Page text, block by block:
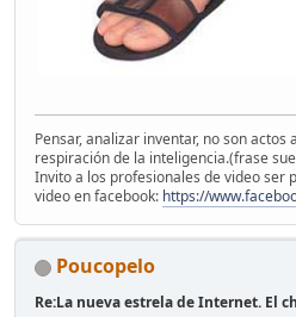
Pensar, analizar inventar, no son actos
respiración de la inteligencia.(frase
Invito a los profesionales de video ser
video en facebook: https://
Poucopelo
Re:La nueva estrela de Internet. El